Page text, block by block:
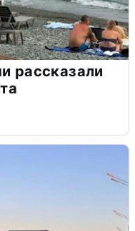
рассказали